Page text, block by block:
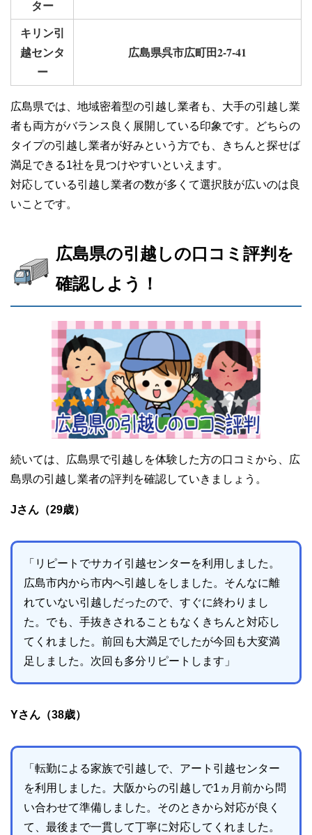
ター
キリン引
越センタ
ー
広島県呉市広町田2-7-41
広島県では、地域密着型の引越し業者も、大手の引越し業
者も両方がバランス良く展開している印象です。どちらの
タイプの引越し業者が好みという方でも、きちんと探せば
満足できる1社を見つけやすいといえます。
対応している引越し業者の数が多くて選択肢が広いのは良
いことです。
広島県の引越しの口コミ評判を
確認しよう！
続いては、広島県で引越しを体験した方の口コミから、広
島県の引越し業者の評判を確認していきましょう。
Jさん（29歳）
「リピートでサカイ引越センターを利用しました。
広島市内から市内へ引越しをしました。そんなに離
れていない引越しだったので、すぐに終わりまし
た。でも、手抜きされることもなくきちんと対応し
てくれました。前回も大満足でしたが今回も大変満
足しました。次回も多分リピートします」
Yさん（38歳）
「転勤による家族で引越しで、アート引越センター
を利用しました。大阪からの引越しで1ヵ月前から問
い合わせて準備しました。そのときから対応が良く
て、最後まで一貫して丁寧に対応してくれました。